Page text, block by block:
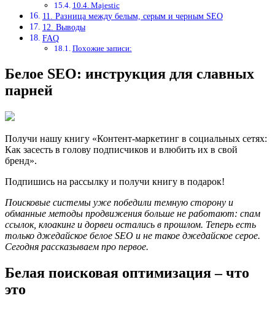
10.4. Majestic
11. Разница между белым, серым и черным SEO
12. Выводы
FAQ
Похожие записи:
Белое SEO: инструкция для славных
парней
Получи нашу книгу «Контент-маркетинг в социальных сетях:
Как засесть в голову подписчиков и влюбить их в свой
бренд».
Подпишись на рассылку и получи книгу в подарок!
Поисковые системы уже победили темную сторону и
обманные методы продвижения больше не работают: спам
ссылок, клоакинг и дорвеи остались в прошлом. Теперь есть
только джедайское белое SEO и не такое джедайское серое.
Сегодня рассказываем про первое.
Белая поисковая оптимизация – что
это